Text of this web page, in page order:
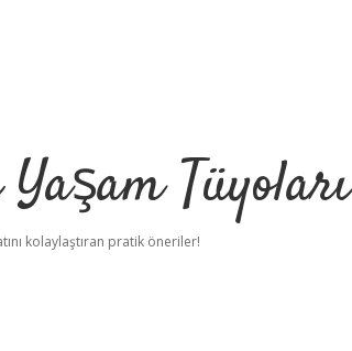
Tüyoları
kolaylaştıran pratik öneriler!